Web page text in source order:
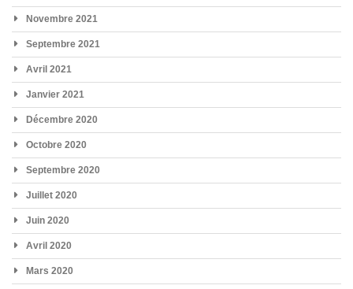
Novembre 2021
Septembre 2021
Avril 2021
Janvier 2021
Décembre 2020
Octobre 2020
Septembre 2020
Juillet 2020
Juin 2020
Avril 2020
Mars 2020